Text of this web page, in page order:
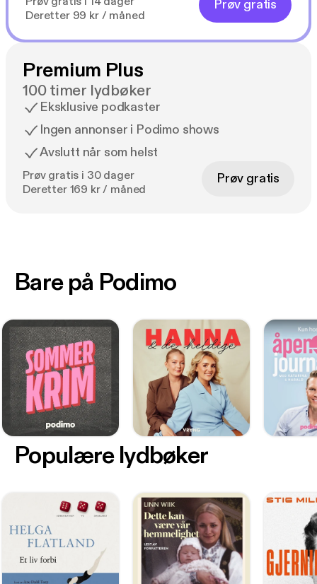
Deretter 99 kr / måned
Prøv gratis
Premium Plus
100 timer lydbøker
Eksklusive podkaster
Ingen annonser i Podimo shows
Avslutt når som helst
Prøv gratis i 30 dager
Deretter 169 kr / måned
Prøv gratis
Bare på Podimo
Populære lydbøker